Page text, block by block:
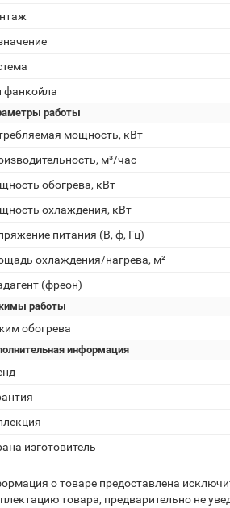
фанкойла
работы
мощность, кВт
м³/час
обогрева, кВт
охлаждения, кВт
питания (В, ф, Гц)
охлаждения/нагрева, м²
(фреон)
работы
обогрева
информация
изготовитель
о товаре предоставлена
товара, предварительно не